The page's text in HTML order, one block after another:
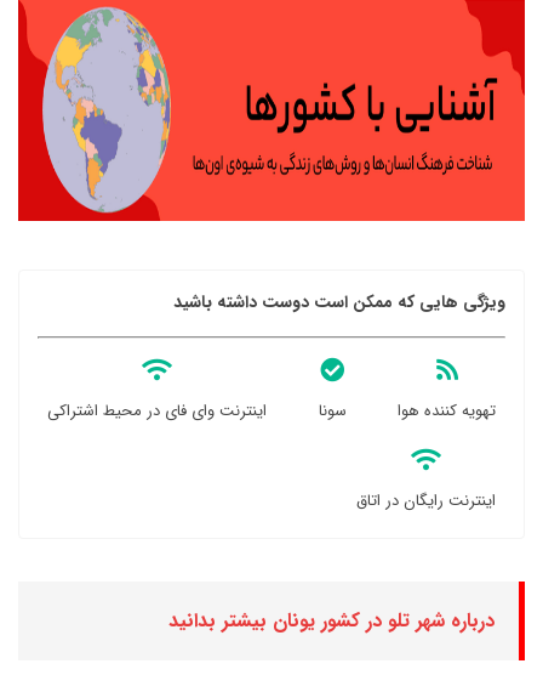
ویژگی هایی که ممکن است دوست داشته باشید
تهویه کننده هوا سونا اینترنت وای فای در محیط اشتراکی
اینترنت رایگان در اتاق
درباره شهر تلو در کشور یونان بیشتر بدانید